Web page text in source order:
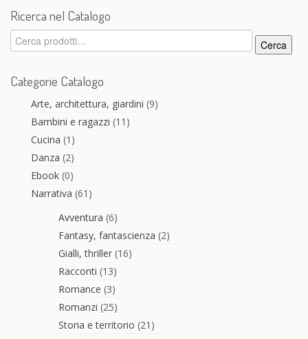
Ricerca nel Catalogo
Cerca:
Cerca
Categorie Catalogo
Arte, architettura, giardini (9)
Bambini e ragazzi (11)
Cucina (1)
Danza (2)
Ebook (0)
Narrativa (61)
Avventura (6)
Fantasy, fantascienza (2)
Gialli, thriller (16)
Racconti (13)
Romance (3)
Romanzi (25)
Storia e territorio (21)